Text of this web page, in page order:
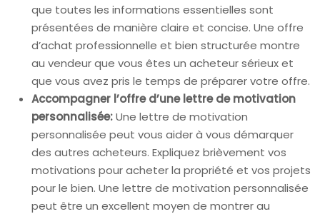
que toutes les informations essentielles sont
présentées de manière claire et concise. Une offre
d’achat professionnelle et bien structurée montre
au vendeur que vous êtes un acheteur sérieux et
que vous avez pris le temps de préparer votre offre.
Accompagner l’offre d’une lettre de motivation
personnalisée:Une lettre de motivation
personnalisée peut vous aider à vous démarquer
des autres acheteurs. Expliquez brièvement vos
motivations pour acheter la propriété et vos projets
pour le bien. Une lettre de motivation personnalisée
peut être un excellent moyen de montrer au